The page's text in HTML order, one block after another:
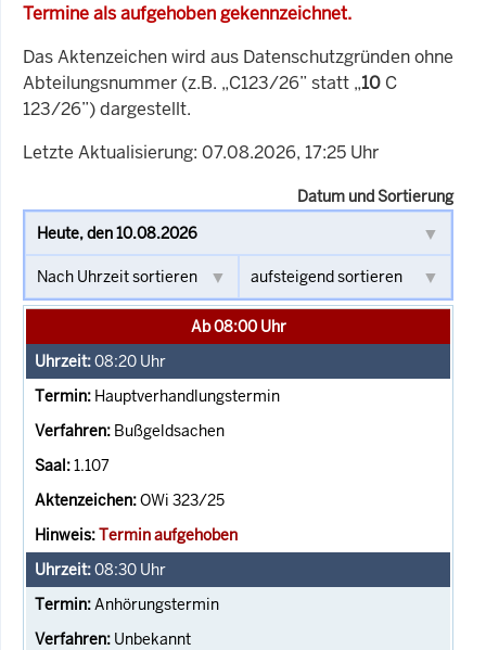
Termine als aufgehoben gekennzeichnet.
Das Aktenzeichen wird aus Datenschutzgründen ohne
Abteilungsnummer (z.B. „C123/26” statt „10 C
123/26”) dargestellt.
Letzte Aktualisierung: 07.08.2026, 17:25 Uhr
Datum und Sortierung
Ab 08:00 Uhr
08:20 Uhr
Hauptverhandlungstermin
Bußgeldsachen
1.107
OWi 323/25
Termin aufgehoben
08:30 Uhr
Anhörungstermin
Unbekannt